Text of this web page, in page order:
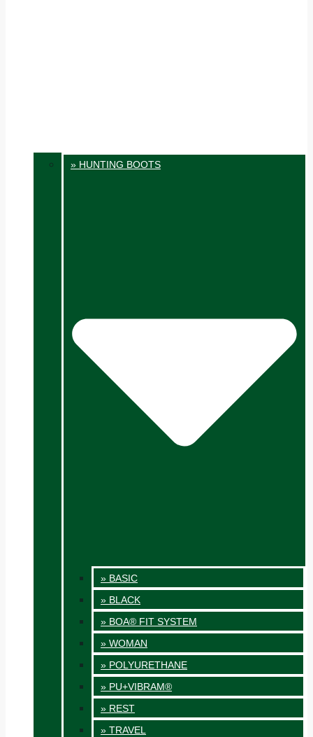
» HUNTING BOOTS
» BASIC
» BLACK
» BOA® FIT SYSTEM
» WOMAN
» POLYURETHANE
» PU+VIBRAM®
» REST
» TRAVEL